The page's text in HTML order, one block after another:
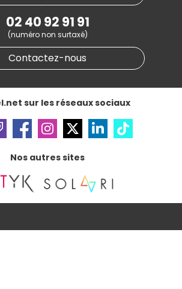
etcookies
conforme
02 40 92 91 91
(numéro non surtaxé)
Contactez-nous
sur les réseaux sociaux
Nos autres sites